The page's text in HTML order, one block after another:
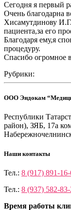
Сегодня я первый
Очень благодарна
Хисамутдинову
пациента,за его
Благодаря ему,я
процедуру.
Спасибо огромное
Рубрики:
ООО Эндокам
Республики
район), ЗЯБ, 17а
Наши контакты
Тел.: 8 (917) 891-
Тел.: 8 (937) 582-
Время работы